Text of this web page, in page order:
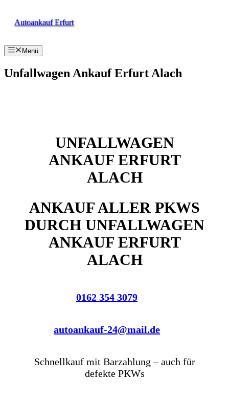
InhaltAutoankauf Erfurt
Menü
Unfallwagen Ankauf Erfurt Alach
UNFALLWAGEN
ANKAUF ERFURT
ALACH
ANKAUF ALLER PKWS
DURCH UNFALLWAGEN
ANKAUF ERFURT
ALACH
0162 354 3079
autoankauf-24@mail.de
Schnellkauf mit Barzahlung – auch für
defekte PKWs